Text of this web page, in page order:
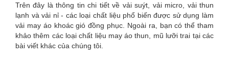
Trên đây là thông tin chi tiết về vải suýt, vải micro, vải thun
lạnh và vải nỉ - các loại chất liệu phổ biến được sử dụng làm
vải may áo khoác gió đồng phục. Ngoài ra, bạn có thể tham
khảo thêm các loại chất liệu may áo thun, mũ lưỡi trai tại các
bài viết khác của chúng tôi.